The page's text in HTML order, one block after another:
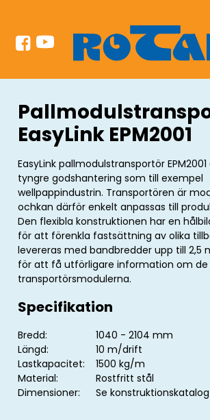
EasyLink EPM2001
EasyLink pallmodulstransportör
tyngre godshantering som till exempel
wellpappindustrin. Transportören är
ochkan därför enkelt anpassas till
Den flexibla konstruktionen har en
för att förenkla fastsättning av olika
levereras med bandbredder upp till 2,5
för att få utförligare information om de
transportörsmodulerna.
Specifikation
Bredd:
1040 - 2104 mm
Längd:
10 m/drift
Lastkapacitet: 1500 kg/m
Material:
Rostfritt stål
Dimensioner:
Se konstruktionskatalog